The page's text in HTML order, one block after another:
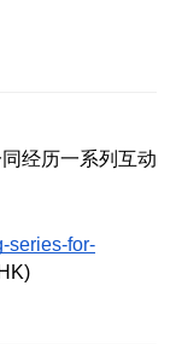
经历一系列互动
series-for-